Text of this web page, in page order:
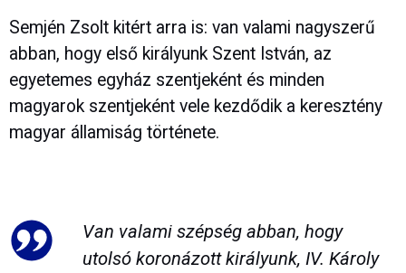
Semjén Zsolt kitért arra is: van valami nagyszerű
abban, hogy első királyunk Szent István, az
egyetemes egyház szentjeként és minden
magyarok szentjeként vele kezdődik a keresztény
magyar államiság története.
Van valami szépség abban, hogy
utolsó koronázott királyunk, IV. Károly